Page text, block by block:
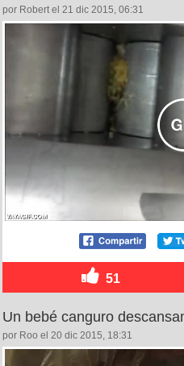
por Robert el 21 dic 2015, 06:31
51
Un bebé canguro
por Roo el 20 dic 2015, 18:31